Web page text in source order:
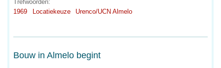
Trefwoorden:
1969
Locatiekeuze Urenco/UCN Almelo
Bouw in Almelo begint